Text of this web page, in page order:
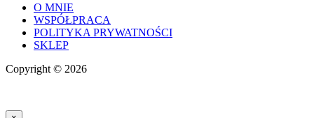
O MNIE
WSPÓŁPRACA
POLITYKA PRYWATNOŚCI
SKLEP
Copyright © 2026